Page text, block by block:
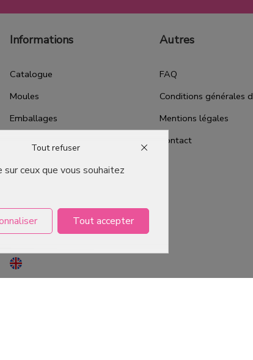
Informations
Catalogue
Moules
Emballages
Packaging Pâtisserie Professionnel
Emballage pour Chocolatier
Autres
FAQ
Conditions générales
Mentions légales
Contact
ceux que vous souhaitez
Tout accepter
Tout refuser